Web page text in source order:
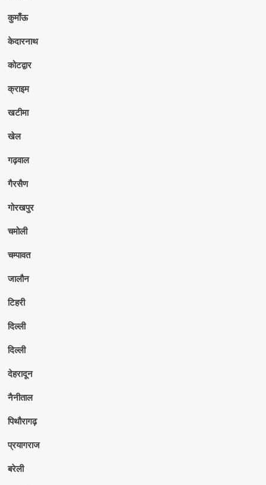
कुमाँऊ
केदारनाथ
कोटद्वार
क्राइम
खटीमा
खेल
गढ़वाल
गैरसैण
गोरखपुर
चमोली
चम्पावत
जालौन
टिहरी
दिल्ली
दिल्ली
देहरादून
नैनीताल
पिथौरागढ़
प्रयागराज
बरेली